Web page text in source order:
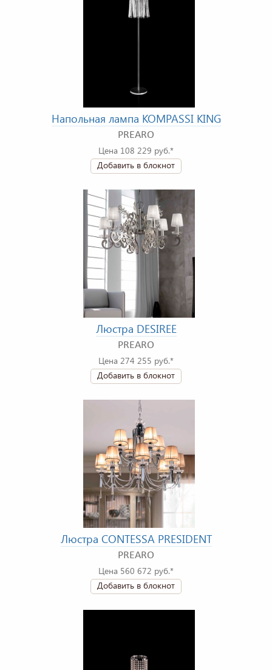
Напольная лампа KOMPASSI KING
PREARO
Цена 108 229 руб.*
Добавить в блокнот
Люстра DESIREE
PREARO
Цена 274 255 руб.*
Добавить в блокнот
Люстра CONTESSA PRESIDENT
PREARO
Цена 560 672 руб.*
Добавить в блокнот